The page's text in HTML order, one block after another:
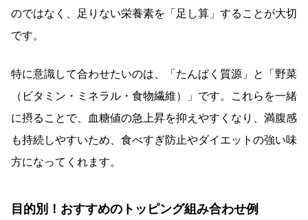
のではなく、足りない栄養素を「足し算」することが大切
です。
特に意識して合わせたいのは、「たんぱく質源」と「野菜
（ビタミン・ミネラル・食物繊維）」です。これらを一緒
に摂ることで、血糖値の急上昇を抑えやすくなり、満腹感
も持続しやすいため、食べすぎ防止やダイエットの強い味
方になってくれます。
目的別！おすすめのトッピング組み合わせ例